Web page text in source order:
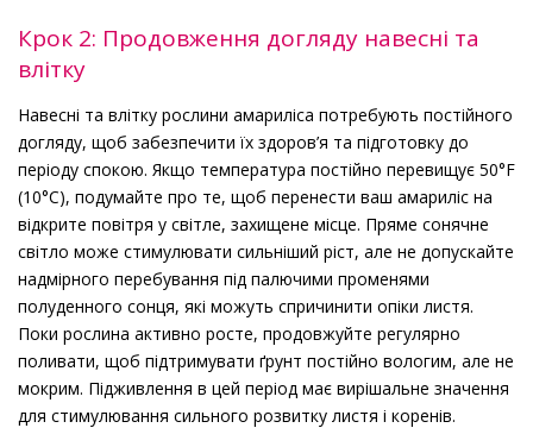
Крок 2: Продовження догляду навесні та
влітку
Навесні та влітку рослини амариліса потребують постійного
догляду, щоб забезпечити їх здоров’я та підготовку до
періоду спокою. Якщо температура постійно перевищує 50°F
(10°C), подумайте про те, щоб перенести ваш амариліс на
відкрите повітря у світле, захищене місце. Пряме сонячне
світло може стимулювати сильніший ріст, але не допускайте
надмірного перебування під палючими променями
полуденного сонця, які можуть спричинити опіки листя.
Поки рослина активно росте, продовжуйте регулярно
поливати, щоб підтримувати ґрунт постійно вологим, але не
мокрим. Підживлення в цей період має вирішальне значення
для стимулювання сильного розвитку листя і коренів.